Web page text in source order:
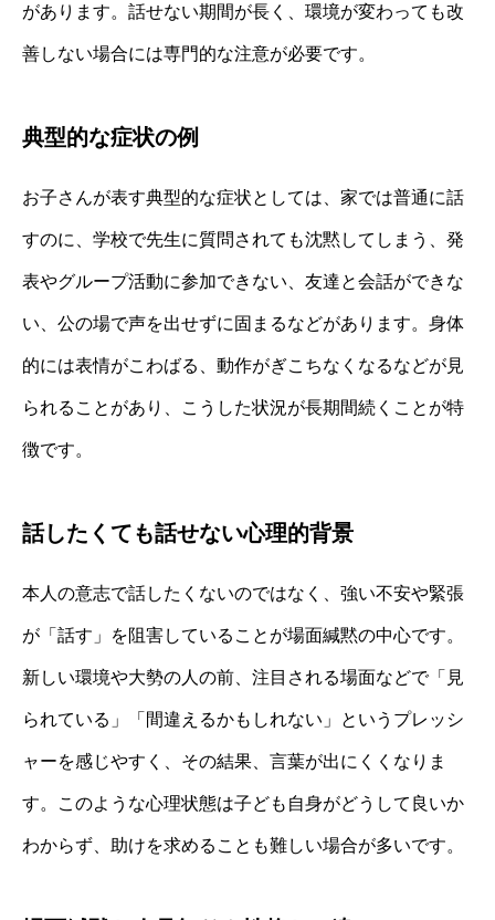
があります。話せない期間が長く、環境が変わっても改
善しない場合には専門的な注意が必要です。
典型的な症状の例
お子さんが表す典型的な症状としては、家では普通に話
すのに、学校で先生に質問されても沈黙してしまう、発
表やグループ活動に参加できない、友達と会話ができな
い、公の場で声を出せずに固まるなどがあります。身体
的には表情がこわばる、動作がぎこちなくなるなどが見
られることがあり、こうした状況が長期間続くことが特
徴です。
話したくても話せない心理的背景
本人の意志で話したくないのではなく、強い不安や緊張
が「話す」を阻害していることが場面緘黙の中心です。
新しい環境や大勢の人の前、注目される場面などで「見
られている」「間違えるかもしれない」というプレッシ
ャーを感じやすく、その結果、言葉が出にくくなりま
す。このような心理状態は子ども自身がどうして良いか
わからず、助けを求めることも難しい場合が多いです。